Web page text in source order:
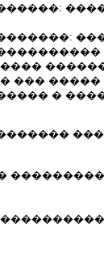
��� �����
�
���������